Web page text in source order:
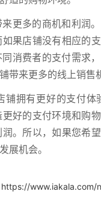
更多的商机和利润
果店铺没有相应的
消费者的支付需求
带来更多的线上销售
铺拥有更好的支付
好的支付环境和购
。所以，如果您希
展机会。
https://www.iakala.com/